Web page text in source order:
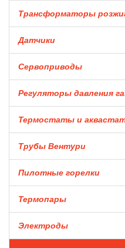
Трансформаторы
Датчики
Сервоприводы
Регуляторы давления
Термостаты и
Трубы Вентури
Пилотные горелки
Термопары
Электроды